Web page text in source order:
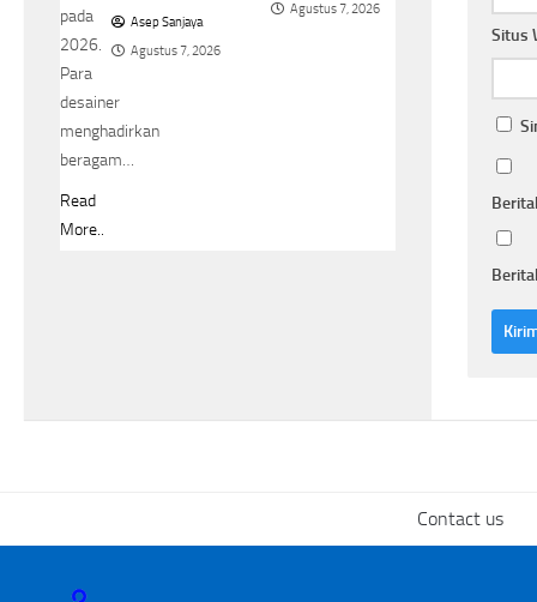
Situs
pada
2026.
Para
desainer
menghadirkan
beragam…
Read
More..
Asep Sanjaya
Agustus 7, 2026
Agustus 7, 2026
Contact us